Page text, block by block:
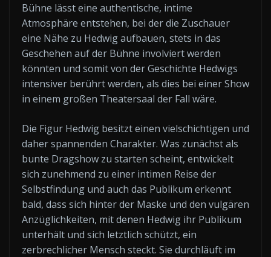
Bühne lässt eine authentische, intime
Atmosphäre entstehen, bei der die Zuschauer
eine Nähe zu Hedwig aufbauen, stets in das
Geschehen auf der Bühne involviert werden
könnten und somit von der Geschichte Hedwigs
intensiver berührt werden, als dies bei einer Show
in einem großen Theatersaal der Fall wäre.
Die Figur Hedwig besitzt einen vielschichtigen und
daher spannenden Charakter. Was zunächst als
bunte Dragshow zu starten scheint, entwickelt
sich zunehmend zu einer intimen Reise der
Selbstfindung und auch das Publikum erkennt
bald, dass sich hinter der Maske und den vulgären
Anzüglichkeiten, mit denen Hedwig ihr Publikum
unterhält und sich letztlich schützt, ein
zerbrechlicher Mensch steckt. Sie durchläuft im